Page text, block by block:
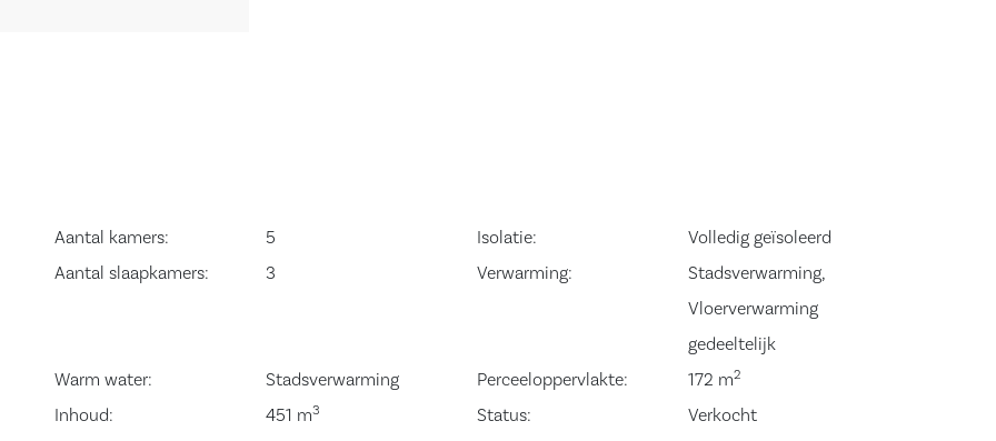
en is
te
Aantal kamers: 5 Isolatie:
Volledig geïsoleerd
Aantal slaapkamers: 3 Verwarming:
Stadsverwarming,
Vloerverwarming
gedeeltelijk
Warm water: Stadsverwarming Perceeloppervlakte: 172 m2
Inhoud: 451 m3 Status: Verkocht